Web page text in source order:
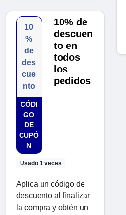
10
%
de
des
cue
nto
CÓDI
GO
DE
CUPÓ
N
Usado 1 veces
10% de
descuen
to en
todos
los
pedidos
Aplica un código de
descuento al finalizar
la compra y obtén un